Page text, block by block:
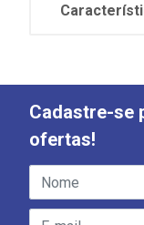
Cadastre-se
ofertas!